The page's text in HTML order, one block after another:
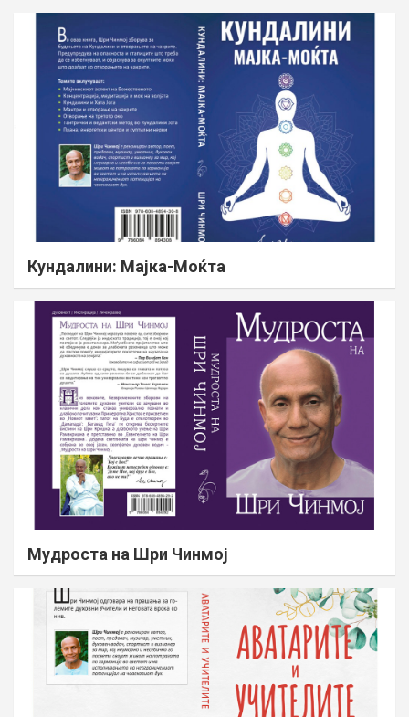
Кундалини: Мајка-Моќта
Мудроста на Шри Чинмој